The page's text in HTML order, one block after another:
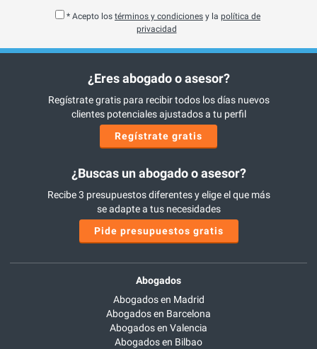
* Acepto los términos y condiciones y la política de
privacidad
¿Eres abogado o asesor?
Regístrate gratis para recibir todos los días nuevos
clientes potenciales ajustados a tu perfil
Regístrate gratis
¿Buscas un abogado o asesor?
Recibe 3 presupuestos diferentes y elige el que más
se adapte a tus necesidades
Pide presupuestos gratis
Abogados
Abogados en Madrid
Abogados en Barcelona
Abogados en Valencia
Abogados en Bilbao